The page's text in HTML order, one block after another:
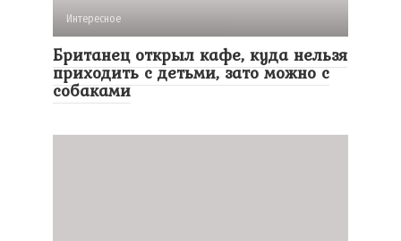
Интересное
Британец открыл кафе, куда нельзя
приходить с детьми, зато можно с
собаками